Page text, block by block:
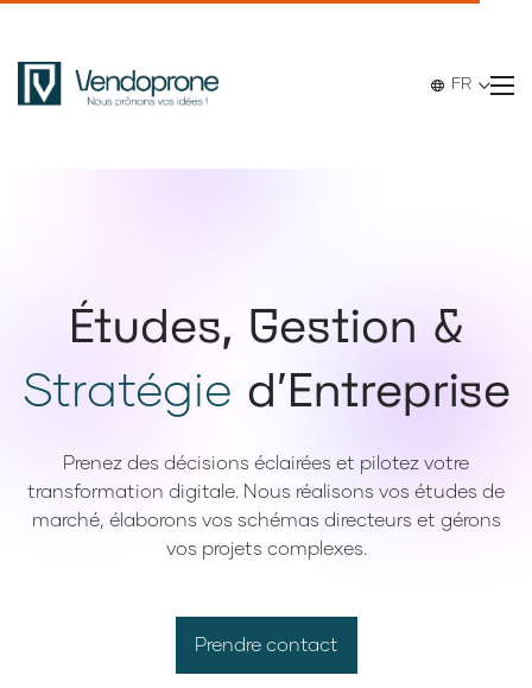
FR
Études, Gestion &
Stratégie d'Entreprise
Prenez des décisions éclairées et pilotez votre
transformation digitale. Nous réalisons vos études de
marché, élaborons vos schémas directeurs et gérons
vos projets complexes.
Prendre contact